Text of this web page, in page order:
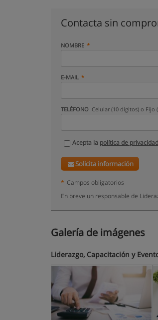
Contacta sin
NOMBRE
E-MAIL
TELÉFONO Celular (10 dígitos) o Fijo
Acepta la política de privacidad
Solicita información
* Campos obligatorios
En breve un responsable de
Galería de imágenes
Liderazgo, Capacitación y